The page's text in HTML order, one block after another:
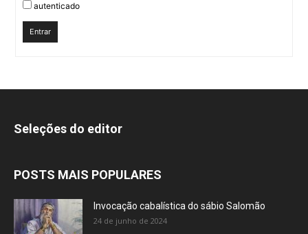
autenticado
Entrar
Seleções do editor
POSTS MAIS POPULARES
Invocação cabalística do sábio Salomão
24 de junho de 2024